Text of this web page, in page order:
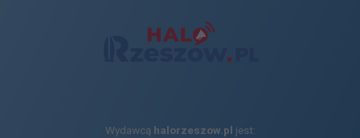
Wydawcą halorzeszow.pl jest: